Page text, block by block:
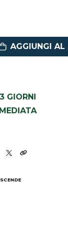
AGGIUNGI AL
GIORNI